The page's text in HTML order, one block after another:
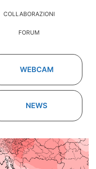
COLLABORAZIONI
FORUM
WEBCAM
NEWS